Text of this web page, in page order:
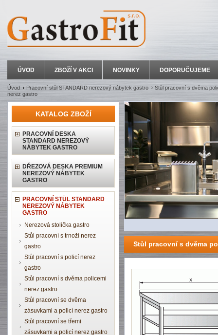
ÚVOD ZBOŽÍ V AKCI NOVINKY DOPORUČUJEME
Úvod Pracovní stůl STANDARD nerezový nábytek gastro
Stůl pracovní s dvěma
nerez gastro
KATALOG ZBOŽÍ
PRACOVNÍ DESKA
STANDARD NEREZOVÝ
NÁBYTEK GASTRO
DŘEZOVÁ DESKA PREMIUM
NEREZOVÝ NÁBYTEK
GASTRO
PRACOVNÍ STŮL STANDARD
NEREZOVÝ NÁBYTEK
GASTRO
Nerezová stolička gastro
Stůl pracovní s trnoží nerez
gastro
Stůl pracovní s policí nerez
gastro
Stůl pracovní s dvěma policemi
nerez gastro
Stůl pracovní se dvěma
zásuvkami a policí nerez gastro
Stůl pracovní se třemi
zásuvkami a policí nerez gastro
Stůl pracovní s dvěma